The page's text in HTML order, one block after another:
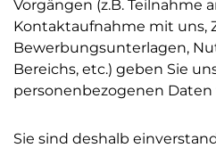
Vorgängen (z.B. Teilnahme
Kontaktaufnahme mit uns,
Bewerbungsunterlagen,
Bereichs, etc.) geben Sie
personenbezogenen
Sie sind deshalb